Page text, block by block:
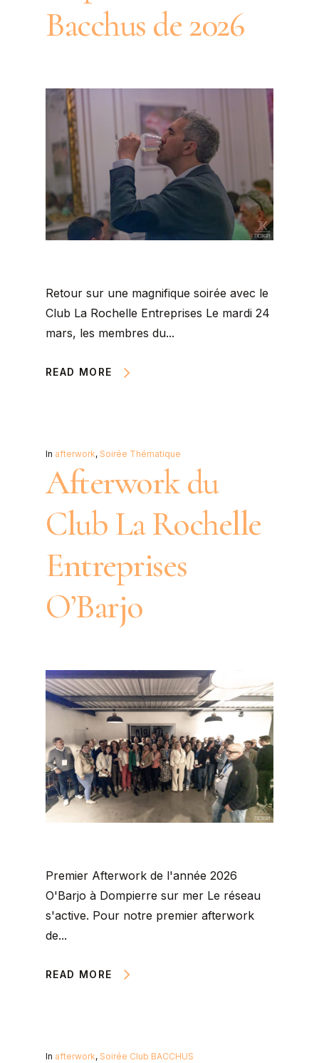
Bacchus de 2026
Retour sur une magnifique soirée avec le
Club La Rochelle Entreprises Le mardi 24
mars, les membres du...
READ MORE
In afterwork, Soirée Thématique
Afterwork du
Club La Rochelle
Entreprises
O’Barjo
Premier Afterwork de l'année 2026
O'Barjo à Dompierre sur mer Le réseau
s'active. Pour notre premier afterwork
de...
READ MORE
In afterwork, Soirée Club BACCHUS